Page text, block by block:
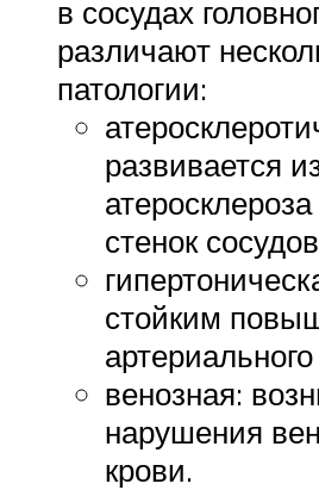
в сосудах
различают
патологии:
развивается
стенок
стойким
венозная:
нарушения
крови.